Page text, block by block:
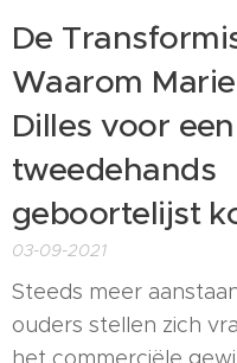
De
Waarom
Dilles voor een
tweedehands
geboortelijst
03-09-2021
Steeds meer
ouders stellen zich